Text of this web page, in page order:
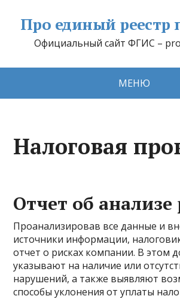
Про единый реестр
Официальный сайт ФГИС –
МЕНЮ
Налоговая
Отчет об анализе
Проанализировав все данные и
источники информации,
отчет о рисках компании. В этом
указывают на наличие или
нарушений, а также выявляют
способы уклонения от уплаты